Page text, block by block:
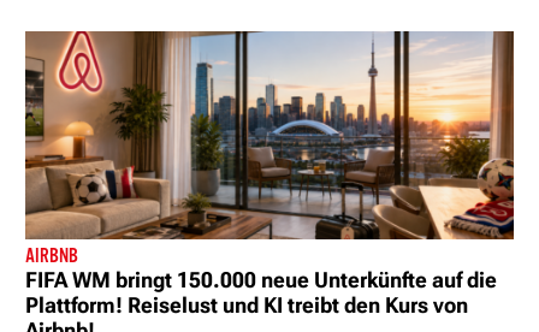
AIRBNB
FIFA WM bringt 150.000 neue Unterkünfte auf die
Plattform! Reiselust und KI treibt den Kurs von